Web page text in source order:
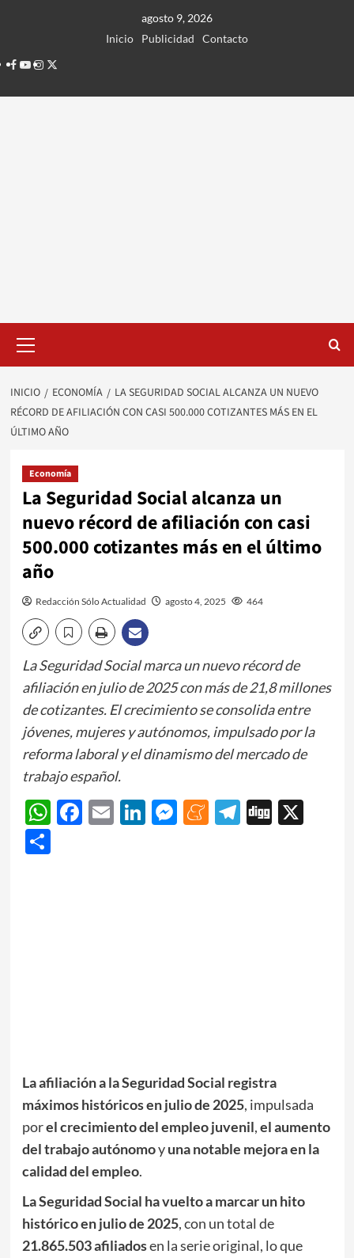
agosto 9, 2026
Inicio
Publicidad
Contacto
Facebook
Youtube
Instagram
Twitter
principal
INICIO ECONOMÍA
LA SEGURIDAD SOCIAL ALCANZA UN NUEVO
RÉCORD DE AFILIACIÓN CON CASI 500.000 COTIZANTES MÁS EN EL
ÚLTIMO AÑO
Economía
La Seguridad Social alcanza un
nuevo récord de afiliación con casi
500.000 cotizantes más en el último
año
Redacción Sólo Actualidad agosto 4, 2025 464
La Seguridad Social marca un nuevo récord de
afiliación en julio de 2025 con más de 21,8 millones
de cotizantes. El crecimiento se consolida entre
jóvenes, mujeres y autónomos, impulsado por la
reforma laboral y el dinamismo del mercado de
trabajo español.
WhatsApp
Facebook
EmailLinkedIn
Messenger
Meneame
Telegram
Digg
X
Share
La afiliación a la Seguridad Social registra
máximos históricos en julio de 2025, impulsada
porel crecimiento del empleo juvenil,el aumento
del trabajo autónomoyuna notable mejora en la
calidad del empleo.
La Seguridad Social ha vuelto a marcar un hito
histórico en julio de 2025, con un total de
21.865.503 afiliadosen la serie original, lo que